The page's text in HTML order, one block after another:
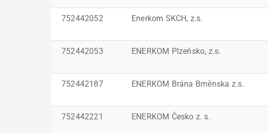
752442052 Enerkom SKCH, z.s.
752442053 ENERKOM Plzeňsko, z.s.
752442187 ENERKOM Brána Brněnska z.s.
752442221 ENERKOM Česko z. s.